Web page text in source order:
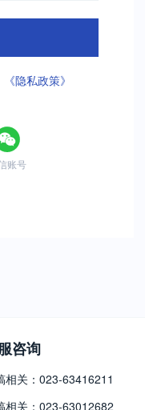
《隐私政策》
账号
咨询
相关：023-63416211
相关：023-63012682